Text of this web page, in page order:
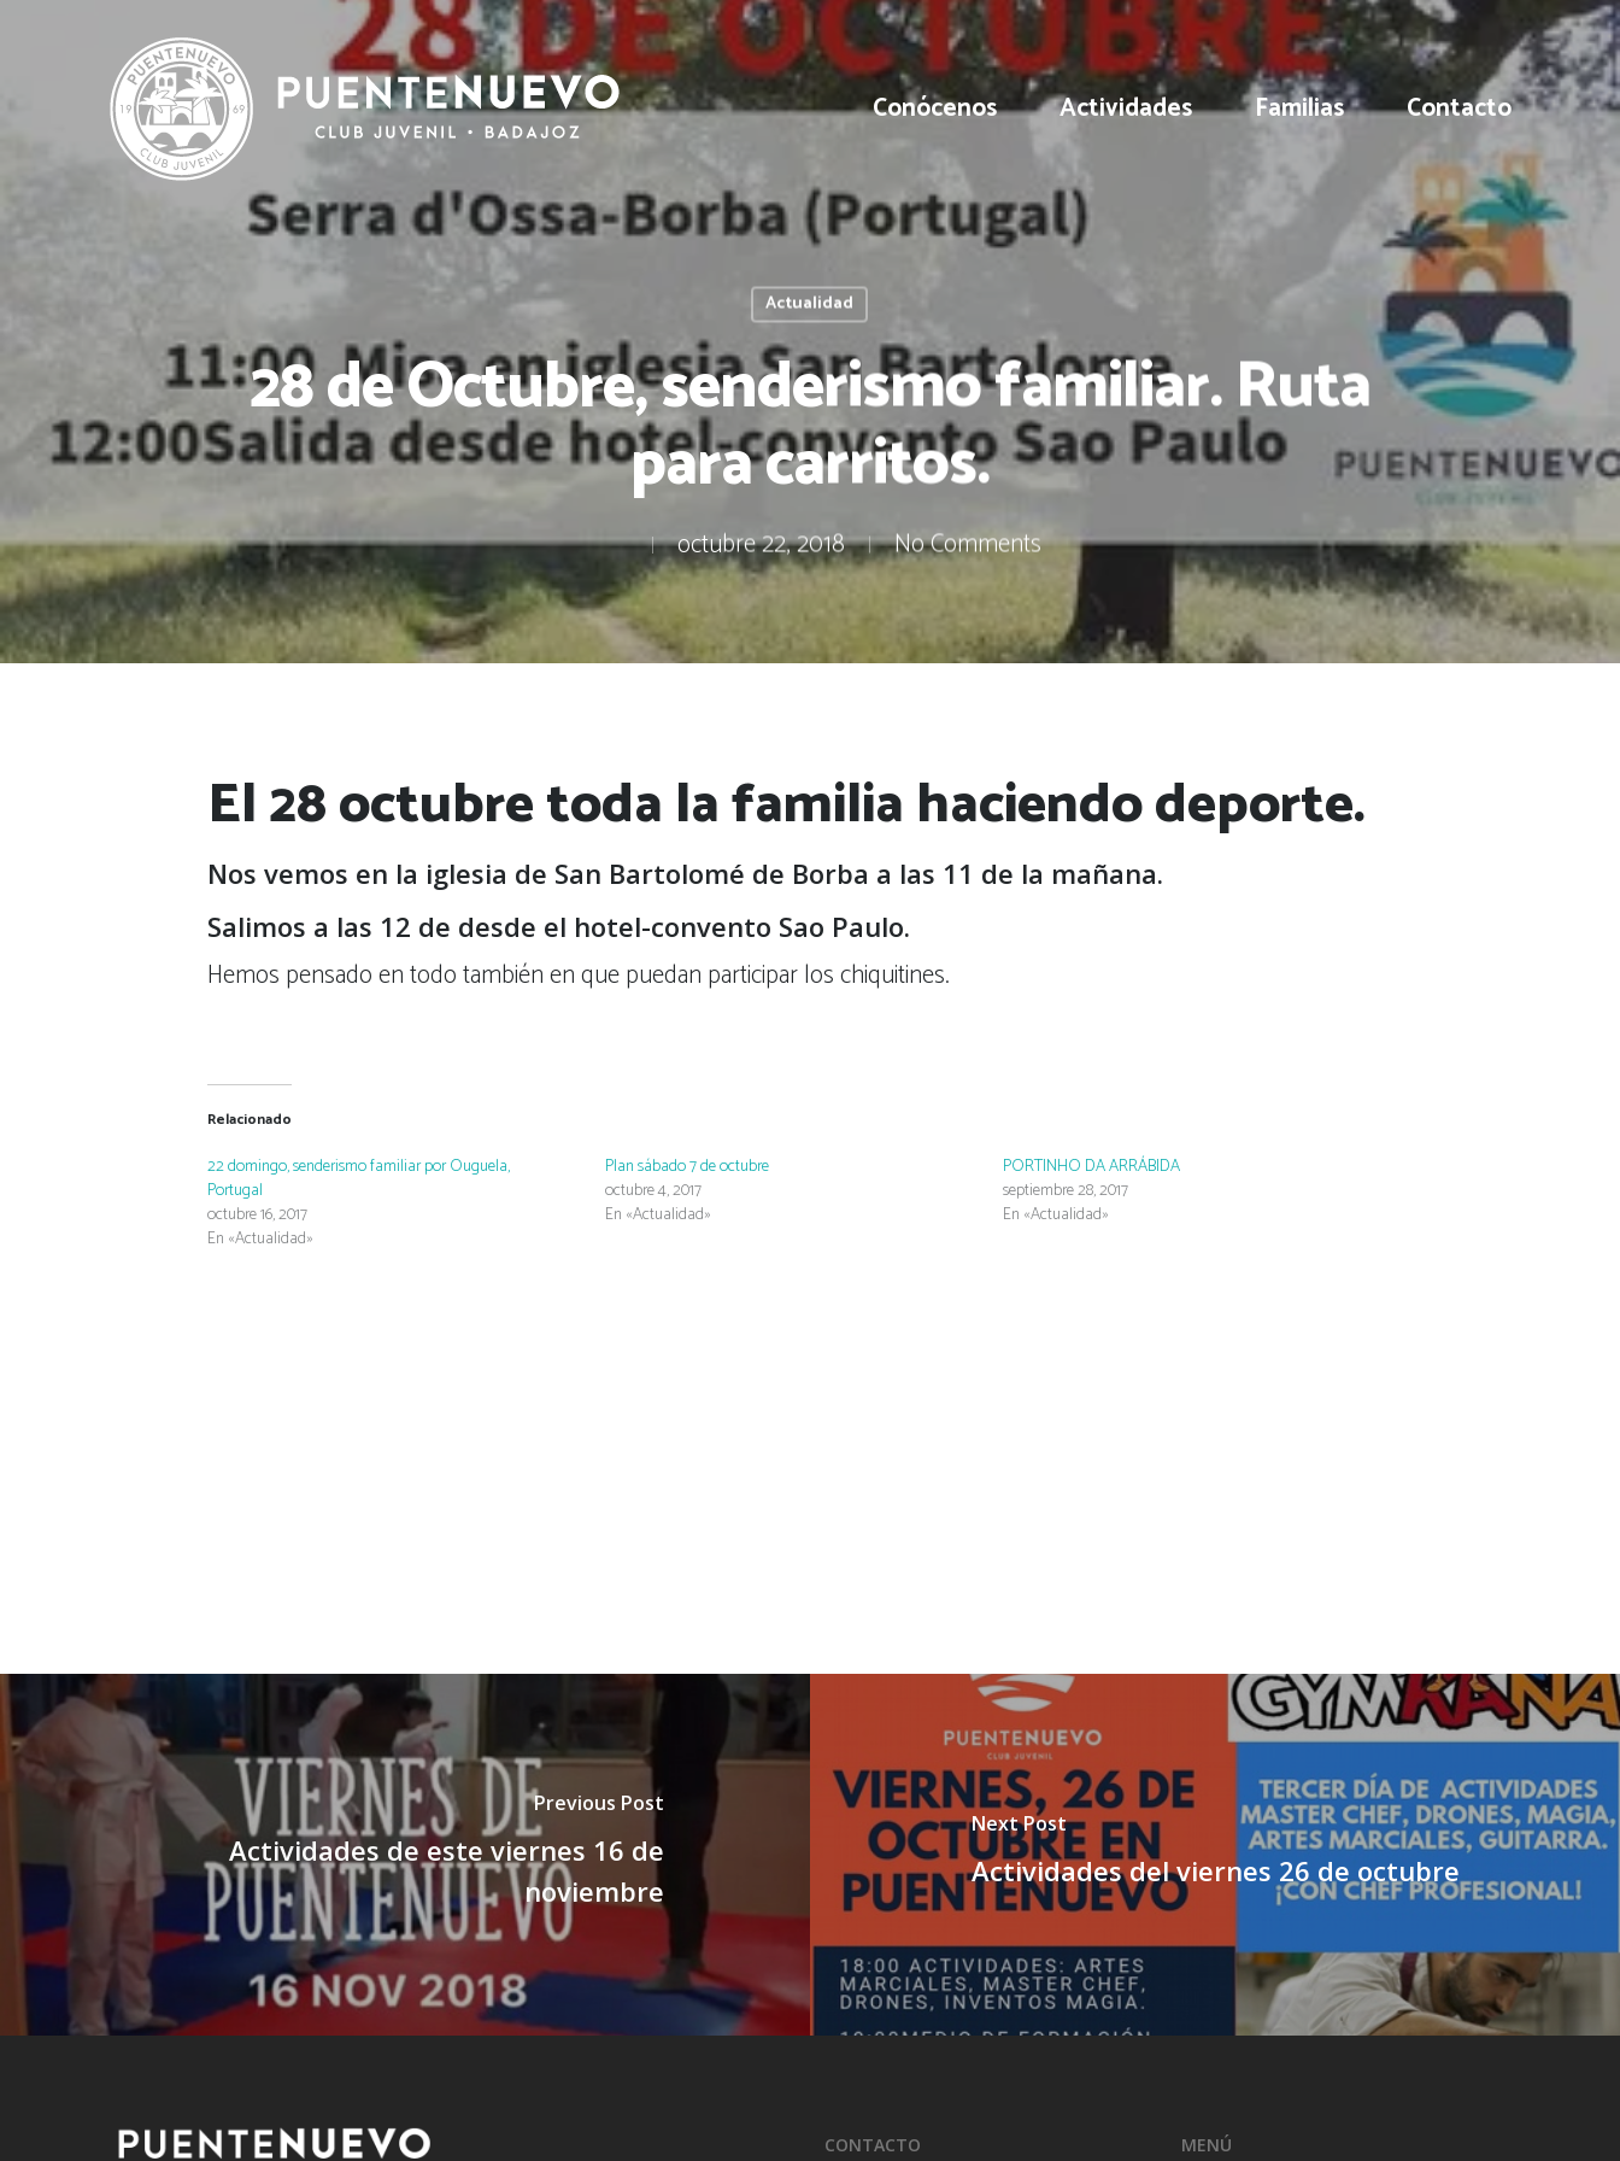
Conócenos Actividades Familias Contacto
Actualidad
28 de Octubre, senderismo familiar. Ruta
para carritos.
octubre 22, 2018 No Comments
El 28 octubre toda la familia haciendo deporte.
Nos vemos en la iglesia de San Bartolomé de Borba a las 11 de la mañana.
Salimos a las 12 de desde el hotel-convento Sao Paulo.
Hemos pensado en todo también en que puedan participar los chiquitines.
Relacionado
22 domingo, senderismo familiar por Ouguela,
Portugal
octubre 16, 2017
En «Actualidad»
Plan sábado 7 de octubre
octubre 4, 2017
En «Actualidad»
PORTINHO DA ARRÁBIDA
septiembre 28, 2017
En «Actualidad»
Previous Post
Actividades de este viernes 16 de
noviembre
Next Post
Actividades del viernes 26 de octubre
CONTACTO MENÚ